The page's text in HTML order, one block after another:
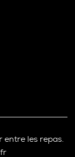
entre les repas.